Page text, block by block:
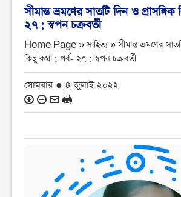
সীমান্ত ভ্রমণের সাতটি দিন ও
২৭ : স্বপন চক্রবর্তী
Home Page » সাহিত্য »সীমান্ত ভ্রমণের
কিছু কথা ; পর্ব- ২৭ : স্বপন চক্রবর্তী
সোমবার ● ৪ জুলাই ২০২২